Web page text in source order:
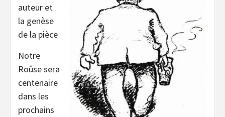
auteur et
la genèse
de la pièce
Notre
Roûse sera
centenaire
dans les
prochains